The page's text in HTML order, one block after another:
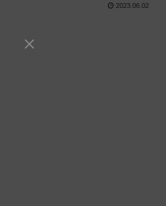
ニボシ 青森風煮干し醤油ラーメン」を食
2023.06.02